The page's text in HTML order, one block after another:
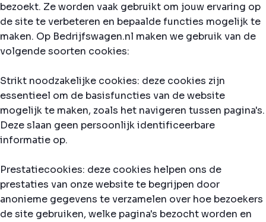
bezoekt. Ze worden vaak gebruikt om jouw ervaring op
de site te verbeteren en bepaalde functies mogelijk te
maken. Op Bedrijfswagen.nl maken we gebruik van de
volgende soorten cookies:
Strikt noodzakelijke cookies: deze cookies zijn
essentieel om de basisfuncties van de website
mogelijk te maken, zoals het navigeren tussen pagina's.
Deze slaan geen persoonlijk identificeerbare
informatie op.
Prestatiecookies: deze cookies helpen ons de
prestaties van onze website te begrijpen door
anonieme gegevens te verzamelen over hoe bezoekers
de site gebruiken, welke pagina's bezocht worden en